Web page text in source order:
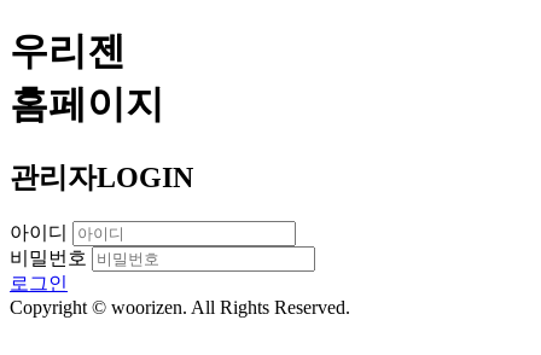
우리젠
홈페이지
관리자LOGIN
아이디
비밀번호
로그인
Copyright © woorizen. All Rights Reserved.